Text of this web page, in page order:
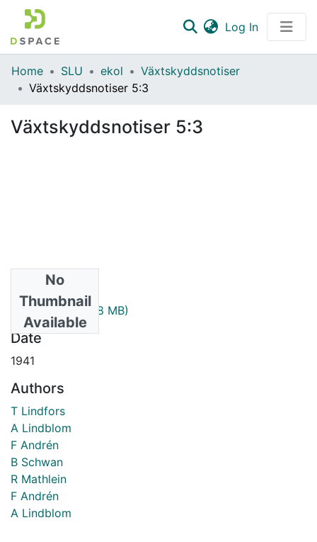
Log In(current)
Communities & Collections
All of DSpace
Statistics
Home SLU ekol
Växtskyddsnotiser
Växtskyddsnotiser 5:3
Växtskyddsnotiser 5:3
No
Thumbnail
Available
1941_5_3.pdf(1.08 MB)
Date
1941
Authors
T Lindfors
A Lindblom
F Andrén
B Schwan
R Mathlein
F Andrén
A Lindblom